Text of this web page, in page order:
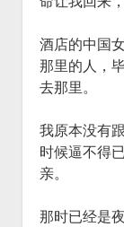
酒店的中国
那里的人，
去那里。
我原本没有
时候逼不得
亲。
那时已经是